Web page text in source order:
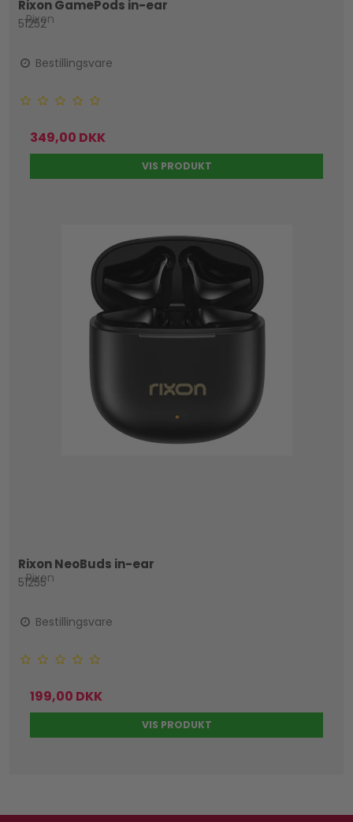
Rixon GamePods in-ear
Rixon
51252
Bestillingsvare
349,00 DKK
VIS PRODUKT
Rixon NeoBuds in-ear
Rixon
51255
Bestillingsvare
199,00 DKK
VIS PRODUKT